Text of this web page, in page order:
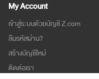
My Account
เข้าสู่ระบบด้วยบัญชี Z.com
ลืมรหัสผ่าน?
สร้างบัญชีใหม่
ติดต่อเรา